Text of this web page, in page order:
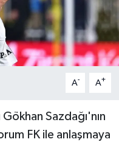
A- A+
Sazdağı'nın
FK ile anlaşmaya